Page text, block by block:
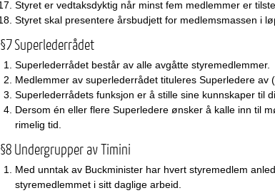
Styret er vedtaksdyktig når minst fem medlemmer er
Styret skal presentere årsbudjett for medlemsmassen i
§7 Superlederrådet
Superlederrådet består av alle avgåtte styremedlemmer.
Medlemmer av superlederrådet tituleres Superledere av
Superlederrådets funksjon er å stille sine kunnskaper til
Dersom én eller flere Superledere ønsker å kalle inn til
rimelig tid.
§8 Undergrupper av Timini
Med unntak av Buckminister har hvert styremedlem
styremedlemmet i sitt daglige arbeid.